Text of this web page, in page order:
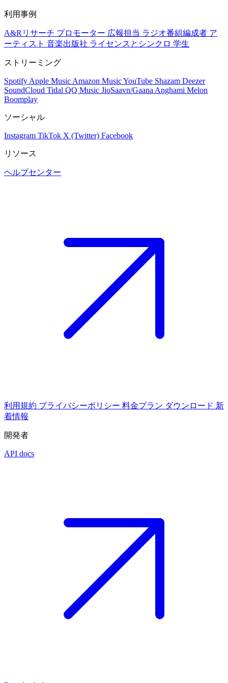
利用事例
A&Rリサーチ プロモーター 広報担当 ラジオ番組編成者 ア
ーティスト 音楽出版社 ライセンスとシンクロ 学生
ストリーミング
Spotify Apple Music Amazon MusicYouTube Shazam Deezer
SoundCloud Tidal QQ Music JioSaavn/Gaana Anghami Melon
Boomplay
ソーシャル
Instagram TikTok X (Twitter) Facebook
リソース
ヘルプセンター
利用規約 プライバシーポリシー 料金プラン ダウンロード 新
着情報
開発者
API docs